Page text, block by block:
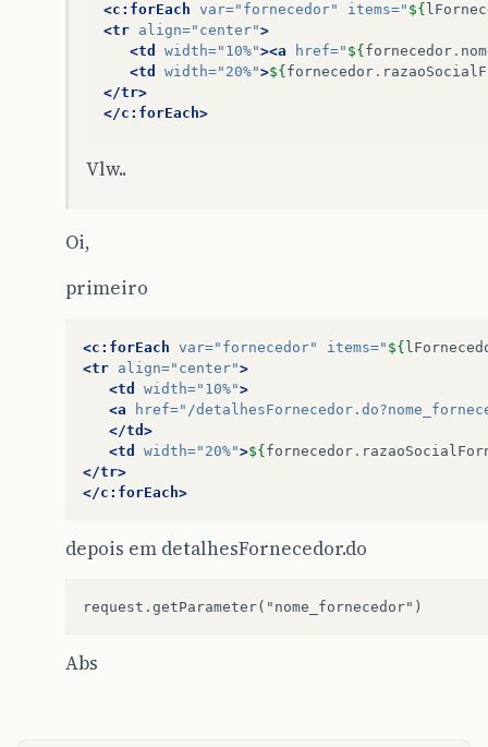
<c:forEach var="fornecedor" items=" ${
<tr align="center">
<td
width="10%"><a href=" ${ fornecedor .
<td
width="20%">${ fornecedor .
</tr>
</c:forEach>
Vlw..
Oi,
primeiro
<c:forEach var="fornecedor" items=" ${
<tr align="center">
<td
width="10%">
<a
href="/
</td>
<td
width="20%">${fornecedor .
</tr>
</c:forEach>
depois em detalhesFornecedor.do
Abs